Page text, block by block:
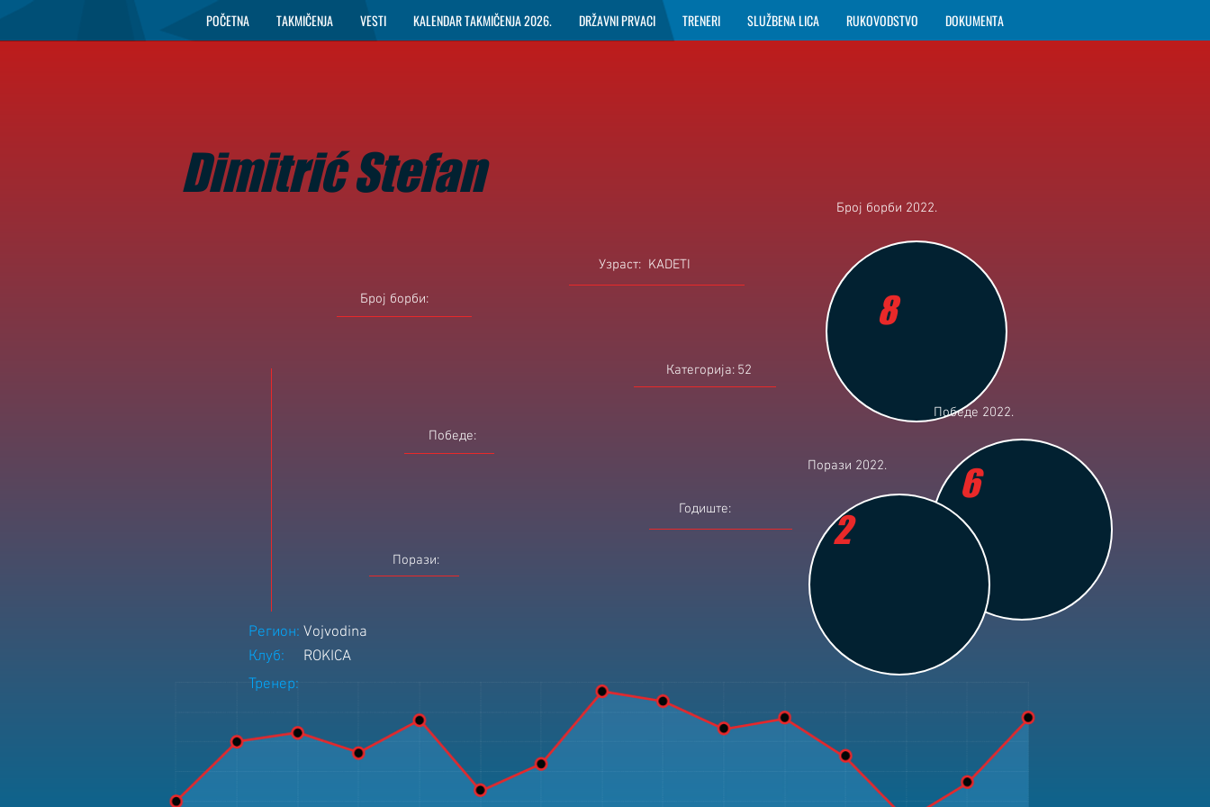
POČETNA TAKMIČENJA VESTI KALENDAR TAKMIČENJA 2026. DRŽAVNI PRVACI TRENERI SLUŽBENA LICA RUKOVODSTVO DOKUMENTA
Dimitrić Stefan
Број борби 2022.
Број борби:
Узраст:
Категорија:
KADETI
52
Победе:
Годиште:
Порази:
Победе 2022.
Порази 2022.
8
6
2
Регион: Vojvodina
Клуб:
ROKICA
Тренер: